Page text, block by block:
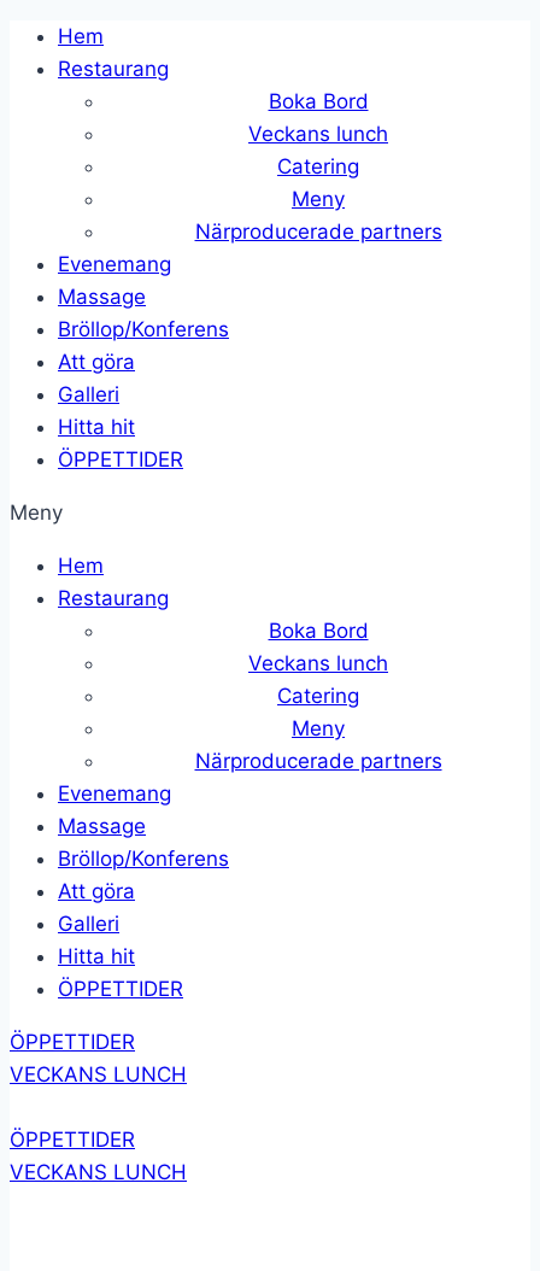
Skip
Hem
Restaurang
Boka Bord
Veckans lunch
Catering
Meny
Närproducerade partners
Evenemang
Massage
Bröllop/Konferens
Att göra
Galleri
Hitta hit
ÖPPETTIDER
Meny
Hem
Restaurang
Boka Bord
Veckans lunch
Catering
Meny
Närproducerade partners
Evenemang
Massage
Bröllop/Konferens
Att göra
Galleri
Hitta hit
ÖPPETTIDER
ÖPPETTIDER
VECKANS LUNCH
ÖPPETTIDER
VECKANS LUNCH